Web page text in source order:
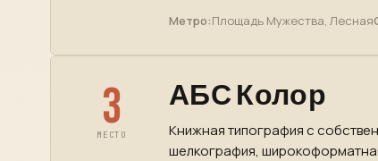
Метро:Площадь Мужества, Лесная
3
МЕСТО
АБС Колор
Книжная типография с
шелкография,